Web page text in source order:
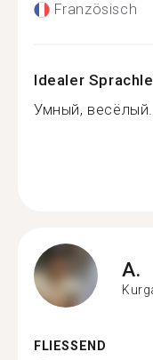
Französisch
Idealer
Умный,
A.
FLIESSEND